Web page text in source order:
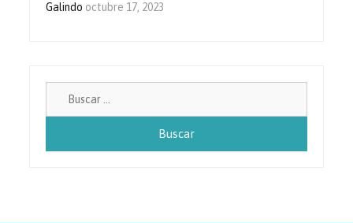
Galindo octubre 17, 2023